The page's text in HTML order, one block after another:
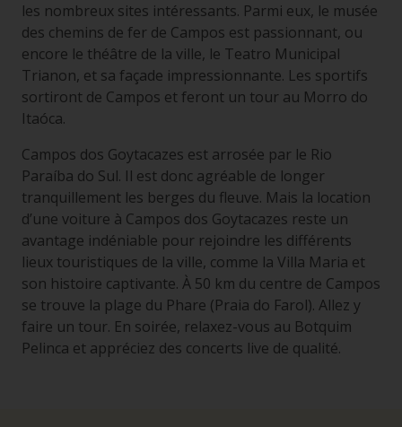
les nombreux sites intéressants. Parmi eux, le musée
des chemins de fer de Campos est passionnant, ou
encore le théâtre de la ville, le Teatro Municipal
Trianon, et sa façade impressionnante. Les sportifs
sortiront de Campos et feront un tour au Morro do
Itaóca.
Campos dos Goytacazes est arrosée par le Rio
Paraíba do Sul. Il est donc agréable de longer
tranquillement les berges du fleuve. Mais la location
d’une voiture à Campos dos Goytacazes reste un
avantage indéniable pour rejoindre les différents
lieux touristiques de la ville, comme la Villa Maria et
son histoire captivante. À 50 km du centre de Campos
se trouve la plage du Phare (Praia do Farol). Allez y
faire un tour. En soirée, relaxez-vous au Botquim
Pelinca et appréciez des concerts live de qualité.